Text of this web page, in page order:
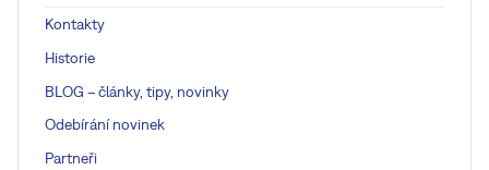
Kontakty
Historie
BLOG – články, tipy, novinky
Odebírání novinek
Partneři